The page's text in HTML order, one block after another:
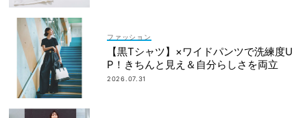
ファッション
【黒Tシャツ】×ワイドパンツで洗練度U
P！きちんと見え＆自分らしさを両立
2026.07.31